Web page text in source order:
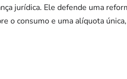
jurídica. Ele defende uma
o consumo e uma alíquota